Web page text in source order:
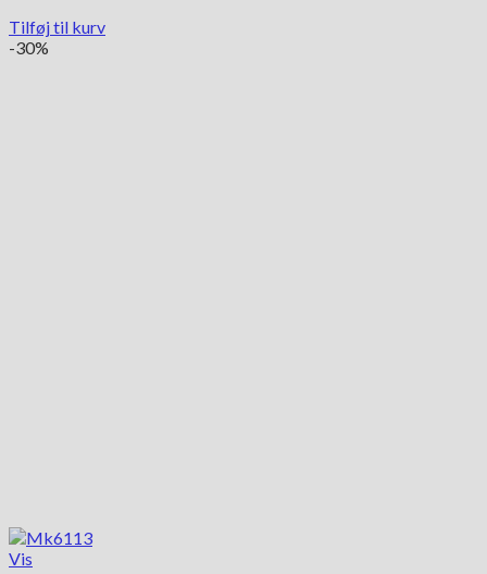
Tilføj til kurv
-30%
Vis